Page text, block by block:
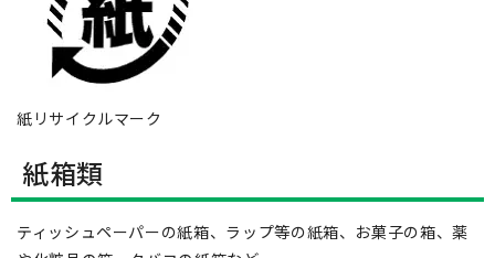
紙リサイクルマーク
紙箱類
ティッシュペーパーの紙箱、ラップ等の紙箱、お菓子の箱、薬